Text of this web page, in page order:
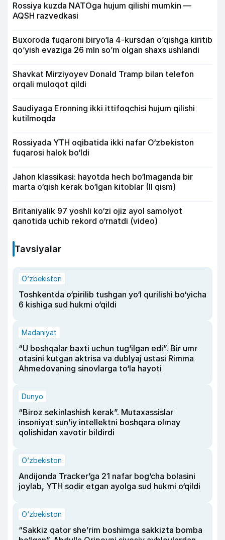
Rossiya kuzda NATOga hujum qilishi mumkin —
AQSH razvedkasi
Buxoroda fuqaroni biryo‘la 4-kursdan o’qishga kiritib
qo’yish evaziga 26 mln so’m olgan shaxs ushlandi
Shavkat Mirziyoyev Donald Tramp bilan telefon
orqali muloqot qildi
Saudiyaga Eronning ikki ittifoqchisi hujum qilishi
kutilmoqda
Rossiyada YTH oqibatida ikki nafar O‘zbekiston
fuqarosi halok bo‘ldi
Jahon klassikasi: hayotda hech bo‘lmaganda bir
marta o‘qish kerak bo‘lgan kitoblar (II qism)
Britaniyalik 97 yoshli ko‘zi ojiz ayol samolyot
qanotida uchib rekord o‘rnatdi (video)
Tavsiyalar
O‘zbekiston
Toshkentda o‘pirilib tushgan yo‘l qurilishi bo‘yicha
6 kishiga sud hukmi o‘qildi
Madaniyat
“U boshqalar baxti uchun tug‘ilgan edi”. Bir umr
otasini kutgan aktrisa va dublyaj ustasi Rimma
Ahmedovaning sinovlarga to‘la hayoti
Dunyo
“Biroz sekinlashish kerak”. Mutaxassislar
insoniyat sun’iy intellektni boshqara olmay
qolishidan xavotir bildirdi
O‘zbekiston
Andijonda Tracker’ga 21 nafar bog‘cha bolasini
joylab, YTH sodir etgan ayolga sud hukmi o‘qildi
O‘zbekiston
“Sakkiz qator she’rim boshimga sakkizta bomba